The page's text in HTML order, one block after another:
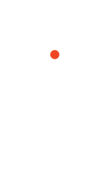
best experience
you accept
is used and
to find out how